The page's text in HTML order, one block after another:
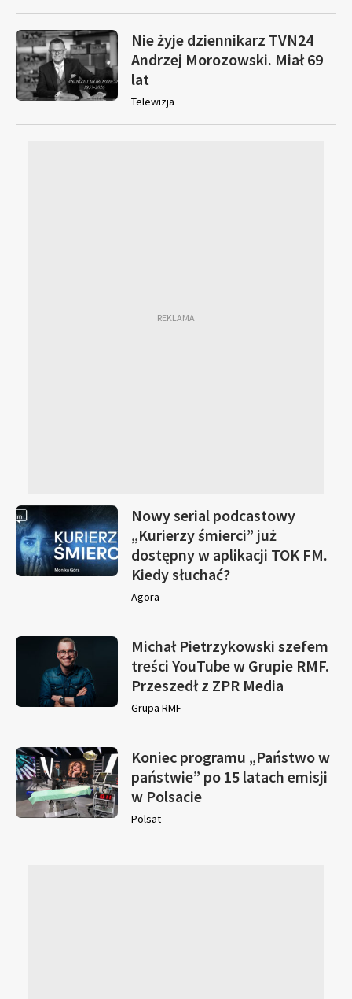
Nie żyje dziennikarz TVN24
Andrzej Morozowski. Miał 69
lat
Telewizja
Nowy serial podcastowy
„Kurierzy śmierci” już
dostępny w aplikacji TOK FM.
Kiedy słuchać?
Agora
Michał Pietrzykowski szefem
treści YouTube w Grupie RMF.
Przeszedł z ZPR Media
Grupa RMF
Koniec programu „Państwo w
państwie” po 15 latach emisji
w Polsacie
Polsat